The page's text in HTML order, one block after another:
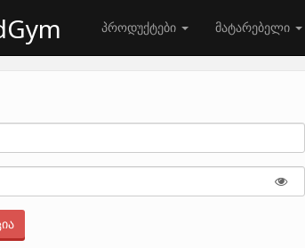
პროდუქტები მატარებელი